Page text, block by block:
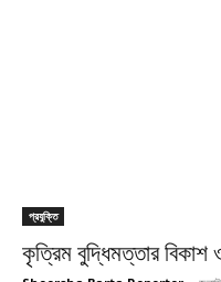
প্রযুক্তি
কৃত্রিম বুদ্ধিমত্তার বিকাশ